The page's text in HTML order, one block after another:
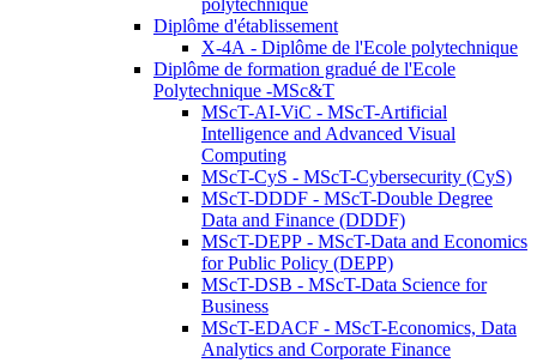
polytechnique
Diplôme d'établissement
X-4A - Diplôme de l'Ecole polytechnique
Diplôme de formation gradué de l'Ecole
Polytechnique -MSc&T
MScT-AI-ViC - MScT-Artificial
Intelligence and Advanced Visual
Computing
MScT-CyS - MScT-Cybersecurity (CyS)
MScT-DDDF - MScT-Double Degree
Data and Finance (DDDF)
MScT-DEPP - MScT-Data and Economics
for Public Policy (DEPP)
MScT-DSB - MScT-Data Science for
Business
MScT-EDACF - MScT-Economics, Data
Analytics and Corporate Finance